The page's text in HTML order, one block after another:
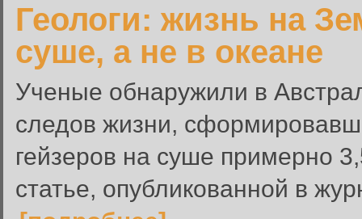
Геологи: жизнь на
суше, а не в океане
Ученые обнаружили в
следов жизни,
гейзеров на суше примерно
статье, опубликованной в